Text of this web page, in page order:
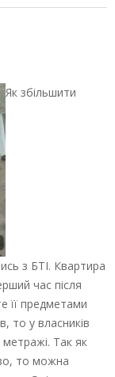
Як збільшити
з БТІ. Квартира
час після
її предметами
то у власників
Так як
то можна